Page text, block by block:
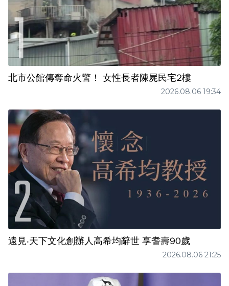
北市公館傳奪命火警！ 女性長者陳屍民宅2樓
2026.08.06 19:34
遠見‧天下文化創辦人高希均辭世 享耆壽90歲
2026.08.06 21:25